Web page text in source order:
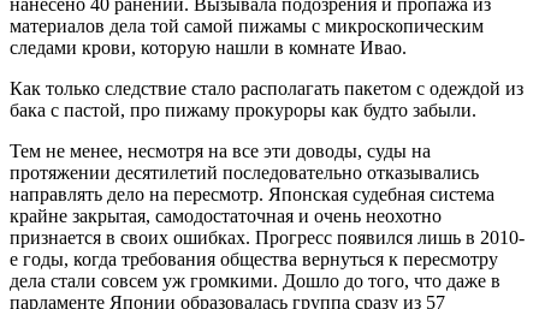
материалов дела той самой пижамы с микроскопическим
следами крови, которую нашли в комнате Ивао.
Как только следствие стало располагать пакетом с одеждой из
бака с пастой, про пижаму прокуроры как будто забыли.
Тем не менее, несмотря на все эти доводы, суды на
протяжении десятилетий последовательно отказывались
направлять дело на пересмотр. Японская судебная система
крайне закрытая, самодостаточная и очень неохотно
признается в своих ошибках. Прогресс появился лишь в 2010-
е годы, когда требования общества вернуться к пересмотру
дела стали совсем уж громкими. Дошло до того, что даже в
парламенте Японии образовалась группа сразу из 57